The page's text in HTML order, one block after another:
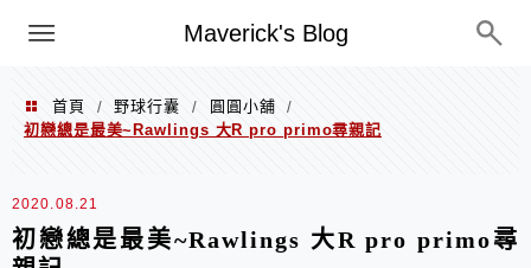
Maverick's Blog
Menu
首頁 / 野球行囊 / 圓圓小舖
/
初戀總是最美~Rawlings 大R pro primo尋親記
2020.08.21
初戀總是最美~Rawlings 大R pro primo尋